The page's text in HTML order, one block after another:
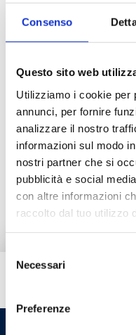
Consenso
Questo sito web
Utilizziamo i cookie per
annunci, per fornire
analizzare il nostro
informazioni sul modo
nostri partner che si
pubblicità e social
con altre informazioni
raccolto dal tuo utilizzo
delNecessari
Preferenze
Description
Documentation